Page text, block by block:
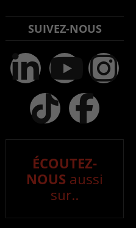
SUIVEZ-NOUS
ÉCOUTEZ-
NOUS aussi
sur..